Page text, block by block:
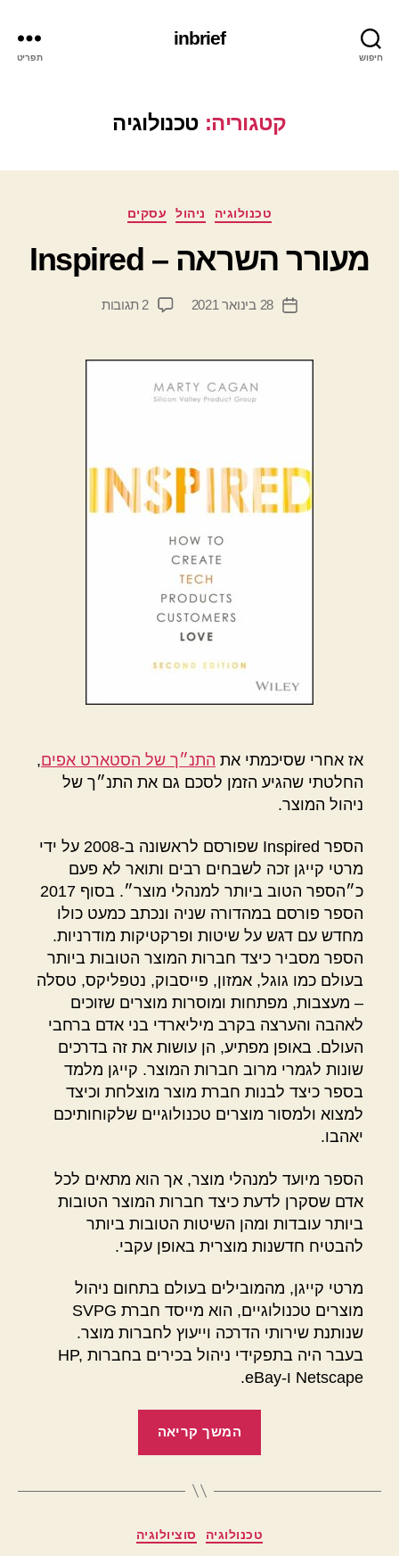
חיפוש
inbrief
תפריט
קטגוריה: טכנולוגיה
קטגוריות טכנולוגיה ניהול עסקים
מעורר השראה – Inspired
המחבר
הפוסט
א
מ
ן
יי
ב
תאריך
28 בינואר 2021 2 תגובות
על
–
אז אחרי שסיכמתי את התנ״ך של הסטארט אפים,
החלטתי שהגיע הזמן לסכם גם את התנ״ך של
ניהול המוצר.
הספר Inspired שפורסם לראשונה ב-2008 על ידי
מרטי קייגן זכה לשבחים רבים ותואר לא פעם
כ״הספר הטוב ביותר למנהלי מוצר״. בסוף 2017
הספר פורסם במהדורה שניה ונכתב כמעט כולו
מחדש עם דגש על שיטות ופרקטיקות מודרניות.
הספר מסביר כיצד חברות המוצר הטובות ביותר
בעולם כמו גוגל, אמזון, פייסבוק, נטפליקס, טסלה
– מעצבות, מפתחות ומוסרות מוצרים שזוכים
לאהבה והערצה בקרב מיליארדי בני אדם ברחבי
העולם. באופן מפתיע, הן עושות את זה בדרכים
שונות לגמרי מרוב חברות המוצר. קייגן מלמד
בספר כיצד לבנות חברת מוצר מוצלחת וכיצד
למצוא ולמסור מוצרים טכנולוגיים שלקוחותיכם
יאהבו.
הספר מיועד למנהלי מוצר, אך הוא מתאים לכל
אדם שסקרן לדעת כיצד חברות המוצר הטובות
ביותר עובדות ומהן השיטות הטובות ביותר
להבטיח חדשנות מוצרית באופן עקבי.
מרטי קייגן, מהמובילים בעולם בתחום ניהול
מוצרים טכנולוגיים, הוא מייסד חברת SVPG
שנותנת שירותי הדרכה וייעוץ לחברות מוצר.
בעבר היה בתפקידי ניהול בכירים בחברות HP,
Netscape ו-eBay.
המשך קריאה
Inspired"
קטגוריות טכנולוגיה סוציולוגיה
מ
א